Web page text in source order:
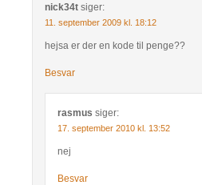
nick34t siger:
11. september 2009 kl. 18:12
hejsa er der en kode til penge??
Besvar
rasmus siger:
17. september 2010 kl. 13:52
nej
Besvar